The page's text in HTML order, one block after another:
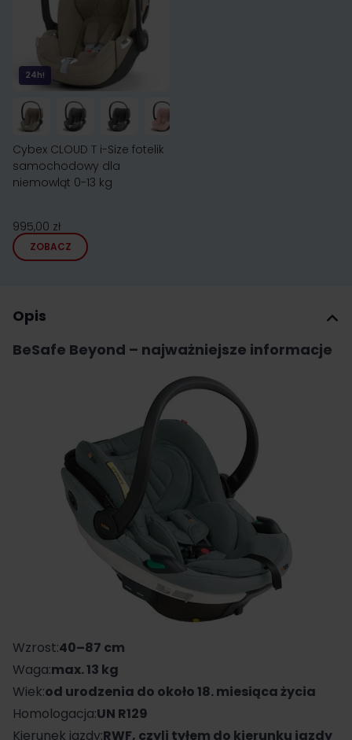
24h!
Cybex CLOUD T i-Size fotelik
samochodowy dla
niemowląt 0-13 kg
995,00 zł
ZOBACZ
Opis
BeSafe Beyond – najważniejsze informacje
Wzrost:40–87 cm
Waga:max. 13 kg
Wiek:od urodzenia do około 18. miesiąca życia
Homologacja:UN R129
Kierunek jazdy:RWF, czyli tyłem do kierunku jazdy